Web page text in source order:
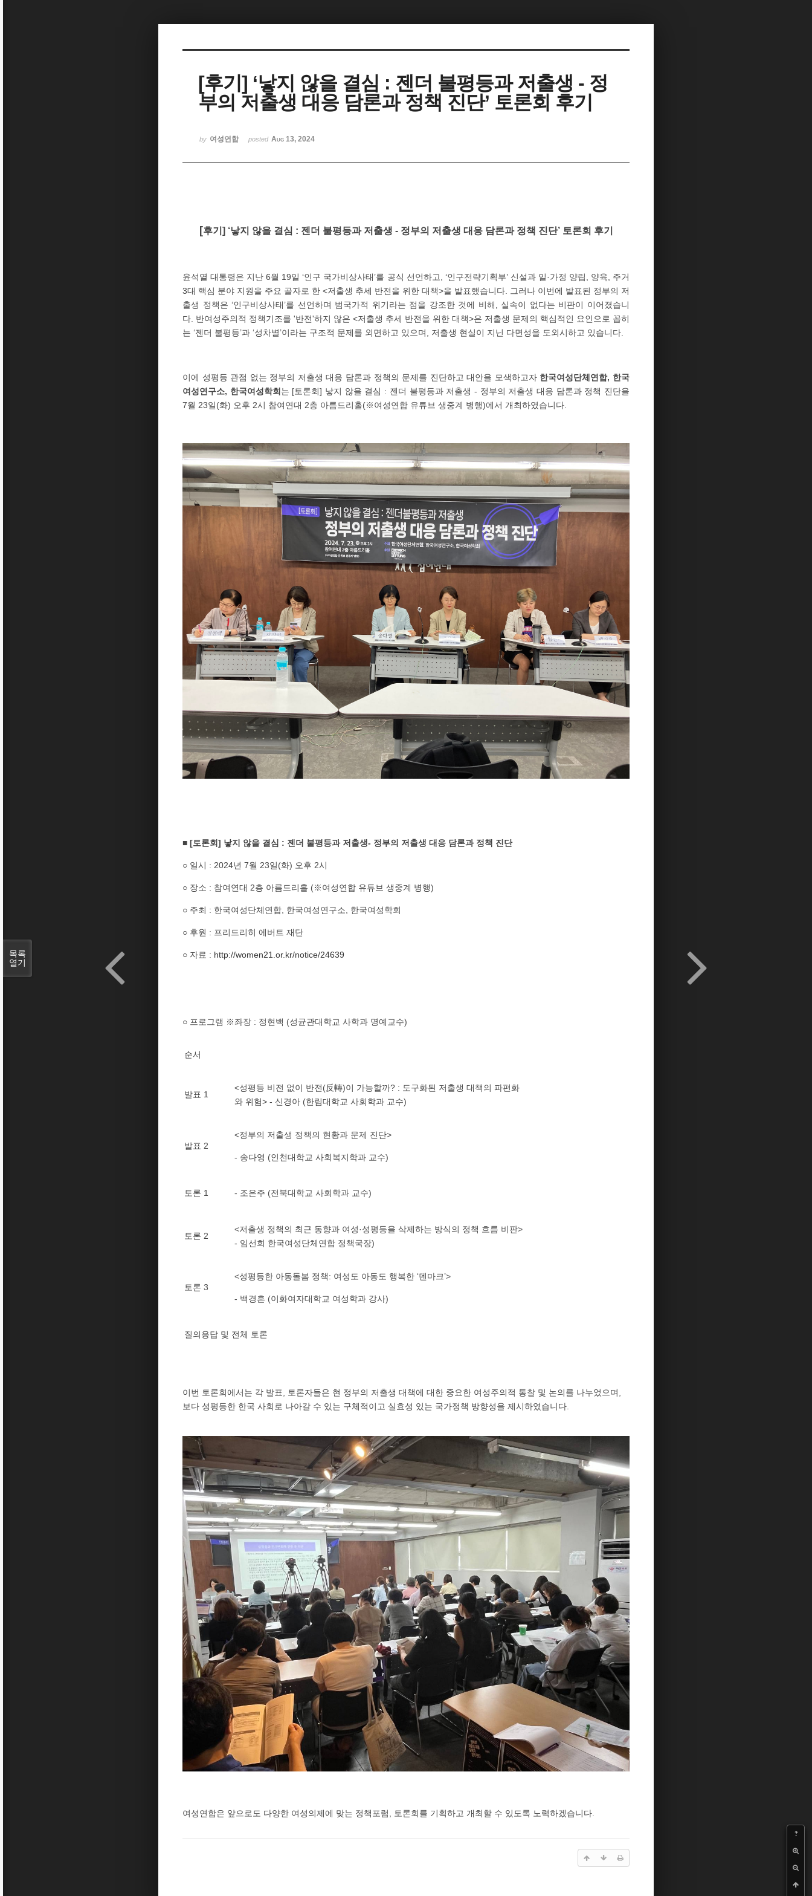
[후기] ‘낳지 않을 결심 : 젠더 불평등과 저출생 - 정
부의 저출생 대응 담론과 정책 진단’ 토론회 후기
by 여성연합 posted Aug 13, 2024
?
[후기] ‘낳지 않을 결심 : 젠더 불평등과 저출생 - 정부의 저출생 대응 담론과 정책 진단’ 토론회 후기
윤석열 대통령은 지난 6월 19일 ‘인구 국가비상사태’를 공식 선언하고, ‘인구전략기획부’ 신설과 일·가정 양립, 양육, 주거
3대 핵심 분야 지원을 주요 골자로 한 <저출생 추세 반전을 위한 대책>을 발표했습니다. 그러나 이번에 발표된 정부의 저
출생 정책은 ‘인구비상사태’를 선언하며 범국가적 위기라는 점을 강조한 것에 비해, 실속이 없다는 비판이 이어졌습니
다. 반여성주의적 정책기조를 '반전'하지 않은 <저출생 추세 반전을 위한 대책>은 저출생 문제의 핵심적인 요인으로 꼽히
는 ‘젠더 불평등’과 ‘성차별’이라는 구조적 문제를 외면하고 있으며, 저출생 현실이 지닌 다면성을 도외시하고 있습니다.
이에 성평등 관점 없는 정부의 저출생 대응 담론과 정책의 문제를 진단하고 대안을 모색하고자 한국여성단체연합, 한국
여성연구소, 한국여성학회는 [토론회] 낳지 않을 결심 : 젠더 불평등과 저출생 - 정부의 저출생 대응 담론과 정책 진단을
7월 23일(화) 오후 2시 참여연대 2층 아름드리홀(※여성연합 유튜브 생중계 병행)에서 개최하였습니다.
■ [토론회] 낳지 않을 결심 : 젠더 불평등과 저출생- 정부의 저출생 대응 담론과 정책 진단
○ 일시 : 2024년 7월 23일(화) 오후 2시
○ 장소 : 참여연대 2층 아름드리홀 (※여성연합 유튜브 생중계 병행)
○ 주최 : 한국여성단체연합, 한국여성연구소, 한국여성학회
○ 후원 : 프리드리히 에버트 재단
○ 자료 : http://women21.or.kr/notice/24639
○ 프로그램 ※좌장 : 정현백 (성균관대학교 사학과 명예교수)
순서
발표 1
<성평등 비전 없이 반전(反轉)이 가능할까? : 도구화된 저출생 대책의 파편화
와 위험> - 신경아 (한림대학교 사회학과 교수)
발표 2
<정부의 저출생 정책의 현황과 문제 진단>
- 송다영 (인천대학교 사회복지학과 교수)
토론 1 - 조은주 (전북대학교 사회학과 교수)
토론 2
<저출생 정책의 최근 동향과 여성·성평등을 삭제하는 방식의 정책 흐름 비판>
- 임선희 한국여성단체연합 정책국장)
토론 3
<성평등한 아동돌봄 정책: 여성도 아동도 행복한 ‘덴마크’>
- 백경흔 (이화여자대학교 여성학과 강사)
질의응답 및 전체 토론
이번 토론회에서는 각 발표, 토론자들은 현 정부의 저출생 대책에 대한 중요한 여성주의적 통찰 및 논의를 나누었으며,
보다 성평등한 한국 사회로 나아갈 수 있는 구체적이고 실효성 있는 국가정책 방향성을 제시하였습니다.
여성연합은 앞으로도 다양한 여성의제에 맞는 정책포럼, 토론회를 기획하고 개최할 수 있도록 노력하겠습니다.
목록
열기
Sketchbook5, 스케치북5
Sketchbook5, 스케치북5